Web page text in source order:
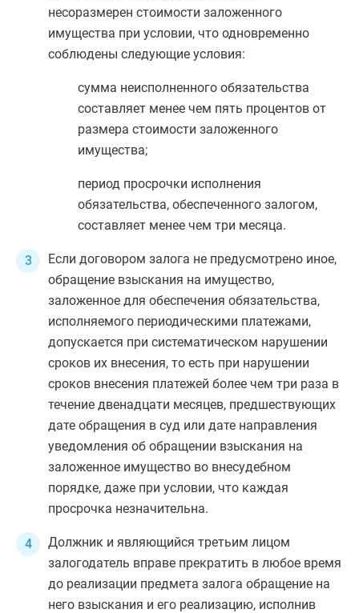
несоразмерен стоимости заложенного
имущества при условии, что одновременно
соблюдены следующие условия:
сумма неисполненного обязательства
составляет менее чем пять процентов от
размера стоимости заложенного
имущества;
период просрочки исполнения
обязательства, обеспеченного залогом,
составляет менее чем три месяца.
Если договором залога не предусмотрено иное,
обращение взыскания на имущество,
заложенное для обеспечения обязательства,
исполняемого периодическими платежами,
допускается при систематическом нарушении
сроков их внесения, то есть при нарушении
сроков внесения платежей более чем три раза в
течение двенадцати месяцев, предшествующих
дате обращения в суд или дате направления
уведомления об обращении взыскания на
заложенное имущество во внесудебном
порядке, даже при условии, что каждая
просрочка незначительна.
Должник и являющийся третьим лицом
залогодатель вправе прекратить в любое время
до реализации предмета залога обращение на
него взыскания и его реализацию, исполнив